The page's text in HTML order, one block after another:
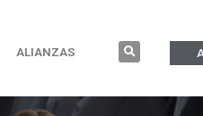
ALIANZAS